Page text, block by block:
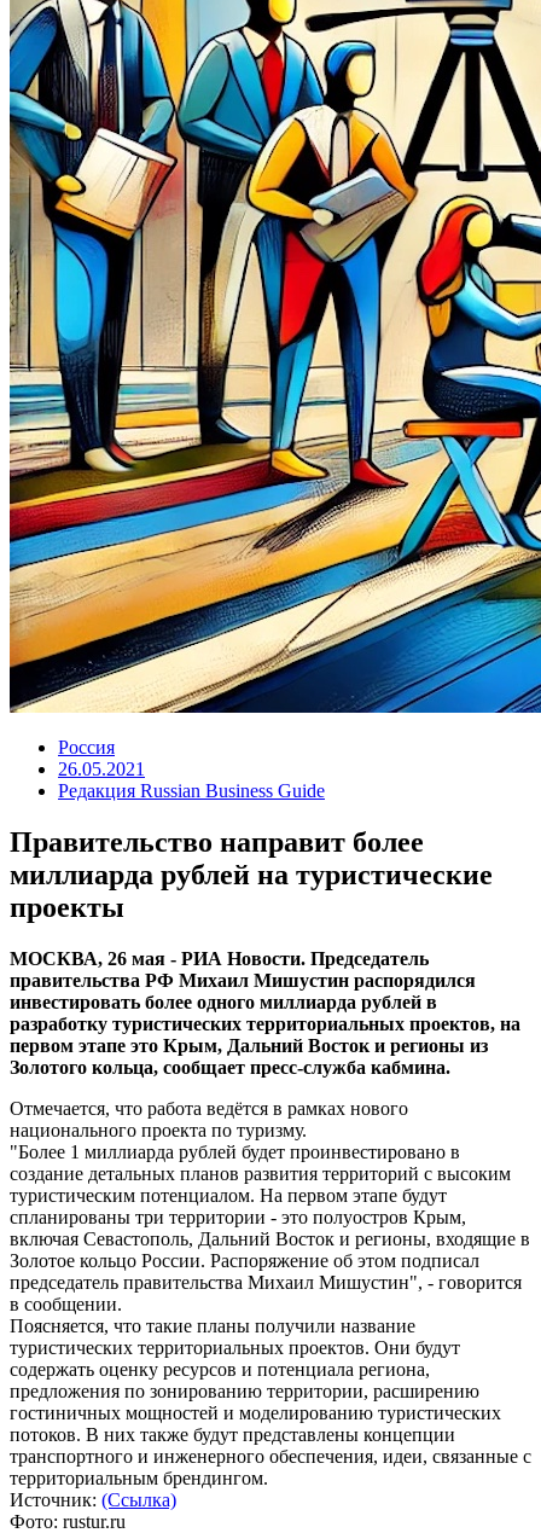
Россия
26.05.2021
Редакция Russian Business Guide
Правительство направит более
миллиарда рублей на туристические
проекты
МОСКВА, 26 мая - РИА Новости. Председатель
правительства РФ Михаил Мишустин распорядился
инвестировать более одного миллиарда рублей в
разработку туристических территориальных проектов, на
первом этапе это Крым, Дальний Восток и регионы из
Золотого кольца, сообщает пресс-служба кабмина.
Отмечается, что работа ведётся в рамках нового
национального проекта по туризму.
"Более 1 миллиарда рублей будет проинвестировано в
создание детальных планов развития территорий с высоким
туристическим потенциалом. На первом этапе будут
спланированы три территории - это полуостров Крым,
включая Севастополь, Дальний Восток и регионы, входящие в
Золотое кольцо России. Распоряжение об этом подписал
председатель правительства Михаил Мишустин", - говорится
в сообщении.
Поясняется, что такие планы получили название
туристических территориальных проектов. Они будут
содержать оценку ресурсов и потенциала региона,
предложения по зонированию территории, расширению
гостиничных мощностей и моделированию туристических
потоков. В них также будут представлены концепции
транспортного и инженерного обеспечения, идеи, связанные с
территориальным брендингом.
Источник: (Ссылка)
Фото: rustur.ru